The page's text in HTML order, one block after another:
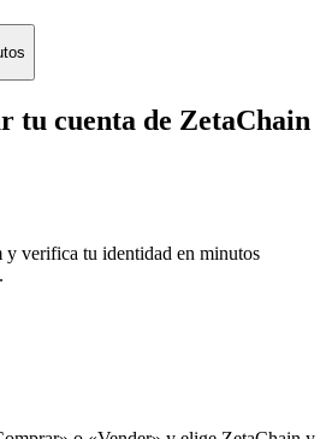
tu cuenta de ZetaChain
verifica tu identidad en minutos